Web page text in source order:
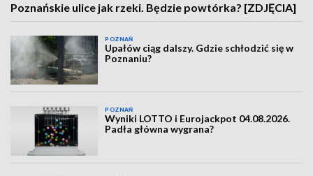
Poznańskie ulice jak rzeki. Będzie powtórka? [ZDJĘCIA]
POZNAŃ
Upałów ciąg dalszy. Gdzie schłodzić się w
Poznaniu?
POZNAŃ
Wyniki LOTTO i Eurojackpot 04.08.2026.
Padła główna wygrana?